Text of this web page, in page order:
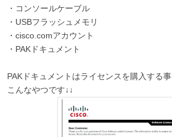
・コンソールケーブル
・USBフラッシュメモリ
・cisco.comアカウント
・PAKドキュメント
PAKドキュメントはライセンスを購入する事
こんなやつです↓↓